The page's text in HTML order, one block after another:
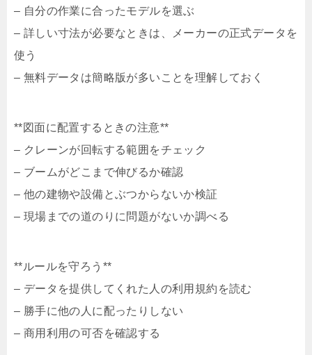
– 自分の作業に合ったモデルを選ぶ
– 詳しい寸法が必要なときは、メーカーの正式データを
使う
– 無料データは簡略版が多いことを理解しておく
**図面に配置するときの注意**
– クレーンが回転する範囲をチェック
– ブームがどこまで伸びるか確認
– 他の建物や設備とぶつからないか検証
– 現場までの道のりに問題がないか調べる
**ルールを守ろう**
– データを提供してくれた人の利用規約を読む
– 勝手に他の人に配ったりしない
– 商用利用の可否を確認する